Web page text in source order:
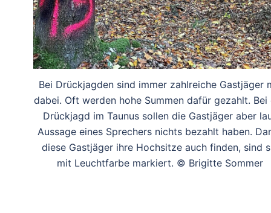
Bei Drückjagden sind immer zahlreiche Gastjäger
dabei. Oft werden hohe Summen dafür gezahlt. Bei
Drückjagd im Taunus sollen die Gastjäger aber
Aussage eines Sprechers nichts bezahlt haben.
diese Gastjäger ihre Hochsitze auch finden, sind
mit Leuchtfarbe markiert. © Brigitte Sommer